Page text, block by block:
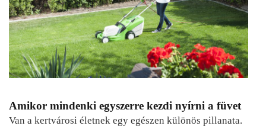
Amikor mindenki egyszerre kezdi nyírni a füvet
Van a kertvárosi életnek egy egészen különös pillanata.